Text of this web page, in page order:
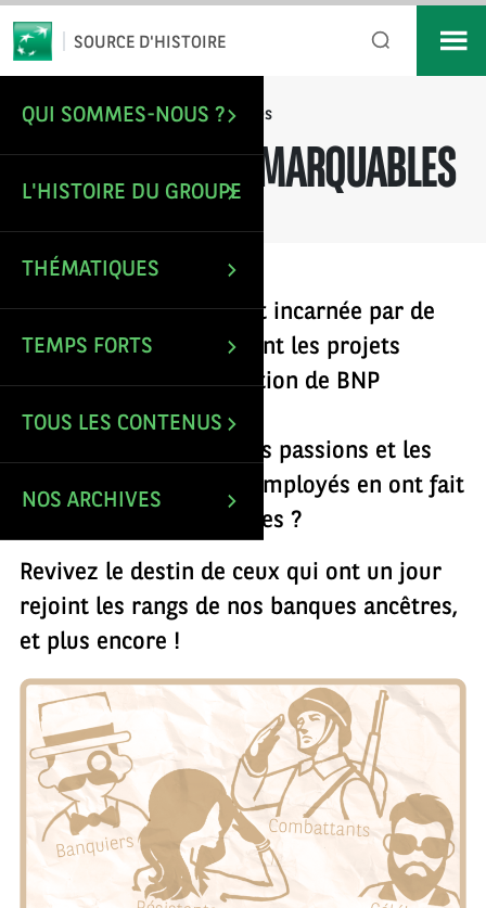
SOURCE D'HISTOIRE
QUI SOMMES-NOUS ?
L'HISTOIRE DU GROUPE
THÉMATIQUES
TEMPS FORTS
TOUS LES CONTENUS
NOS ARCHIVES
ACCUEIL/Nos figures remarquables
NOS FIGURES REMARQUABLES
L’histoire du Groupe est incarnée par de
grands banquiers portant les projets
majeurs de la construction de BNP
Paribas.
Mais savez-vous que les passions et les
initiatives de certains employés en ont fait
des figures remarquables ?
Revivez le destin de ceux qui ont un jour
rejoint les rangs de nos banques ancêtres,
et plus encore !
Email